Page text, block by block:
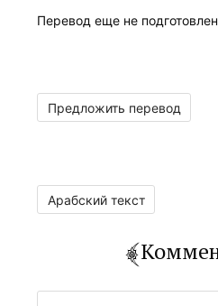
Перевод еще не
Предложить перевод
Арабский текст